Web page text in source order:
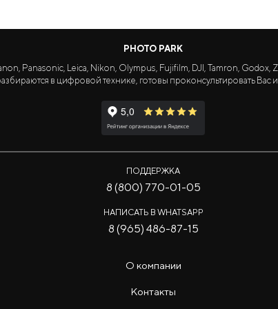
PHOTO PARK
Panasonic, Leica, Nikon, Olympus, Fujifilm, DJI, Tamron,
в цифровой технике, готовы проконсультировать
ПОДДЕРЖКА
8 (800) 770-01-05
НАПИСАТЬ В WHATSAPP
8 (965) 486-87-15
О компании
Контакты